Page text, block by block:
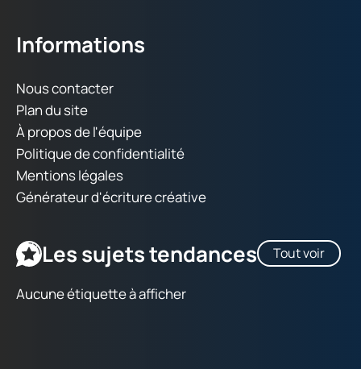
Informations
Nous contacter
Plan du site
À propos de l'équipe
Politique de confidentialité
Mentions légales
Générateur d'écriture créative
Les sujets tendances Tout voir
Aucune étiquette à afficher